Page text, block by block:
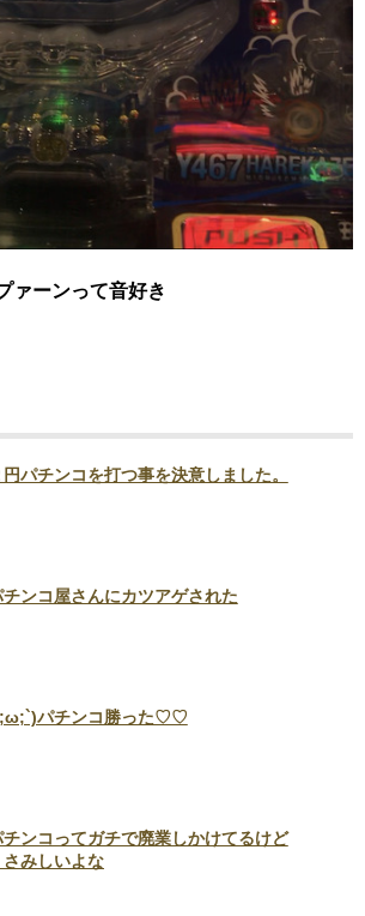
ァーンって音好き
円パチンコを打つ事を決意しました。
チンコ屋さんにカツアゲされた
パチンコ勝った♡♡
チンコってガチで廃業しかけてるけど
さみしいよな